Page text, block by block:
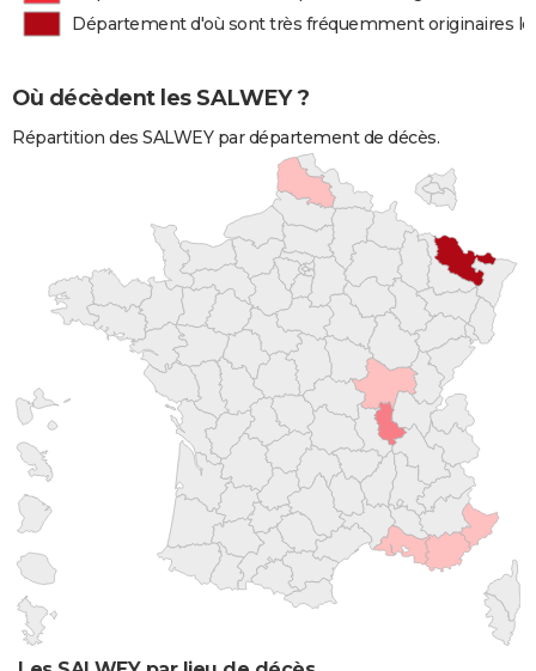
Département d'où sont très fréquemment originaires
Où décèdent les SALWEY ?
Répartition des SALWEY par département de décès.